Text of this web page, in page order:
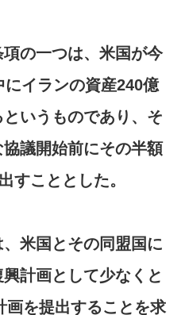
の一つは、米国が今
イランの資産240億
というものであり、そ
議開始前にその半額
すこととした。
米国とその同盟国に
計画として少なくと
画を提出することを求